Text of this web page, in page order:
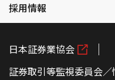
採用情報
日本証券業協会
証券取引等監視委員会